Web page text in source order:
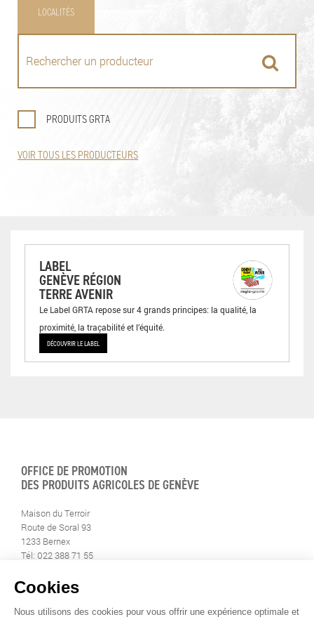
LOCALITÉS
PRODUITS GRTA
VOIR TOUS LES PRODUCTEURS
LABEL
GENÈVE RÉGION
TERRE AVENIR
Le Label GRTA repose sur 4 grands principes: la qualité, la
proximité, la traçabilité et l’équité.
DÉCOUVRIR LE LABEL
OFFICE DE PROMOTION
DES PRODUITS AGRICOLES DE GENÈVE
Maison du Terroir
Route de Soral 93
1233 Bernex
Tél: 022 388 71 55
info@geneveterroir.ge.ch
RESTEZ AU CONTACT DE